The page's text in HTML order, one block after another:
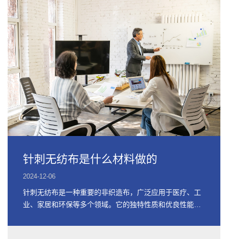
针刺无纺布是什么材料做的
2024-12-06
针刺无纺布是一种重要的非织造布，广泛应用于医疗、工
业、家居和环保等多个领域。它的独特性质和优良性能使